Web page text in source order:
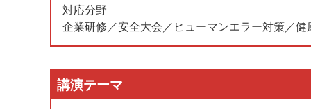
対応分野
企業研修／安全大会／ヒューマンエラー対策／
講演テーマ